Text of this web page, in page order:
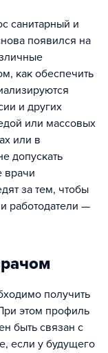
санитарный и
появился на
как обеспечить
и других
или массовых
или в
допускать
врачи
за тем, чтобы
работодатели —
получить
этом профиль
быть связан с
если у будущего